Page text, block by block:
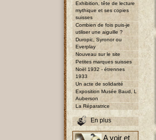
Exhibition, tête de lecture
mythique et ses copies
suisses
Combien de fois puis-je
utiliser une aiguille ?
Duropic, Syronor ou
Everplay
Nouveau sur le site
Petites marques suisses
Noël 1932 - étrennes
1933
Un acte de solidarité
Exposition Musée Baud, L
Auberson
La Réparatrice
En plus
A voir et